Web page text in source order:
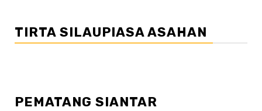
TIRTA SILAUPIASA ASAHAN
PEMATANG SIANTAR